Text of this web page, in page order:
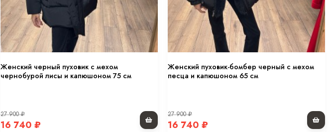
Женский черный пуховик с мехом
чернобурой лисы и капюшоном 75 см
27 900₽
16 740 ₽
Женский пуховик-бомбер черный с мехом
песца и капюшоном 65 см
27 900₽
16 740 ₽